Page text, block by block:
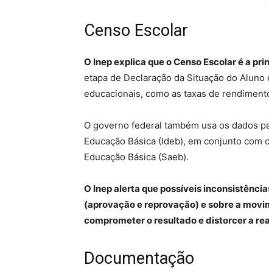
Censo Escolar
O Inep explica que o Censo Escolar é a
etapa de Declaração da Situação do
educacionais, como as taxas de
O governo federal também usa os dados
Educação Básica (Ideb), em conjunto
Educação Básica (Saeb).
O Inep alerta que possíveis
(aprovação e reprovação) e sobre a
comprometer o resultado e distorcer a
Documentação